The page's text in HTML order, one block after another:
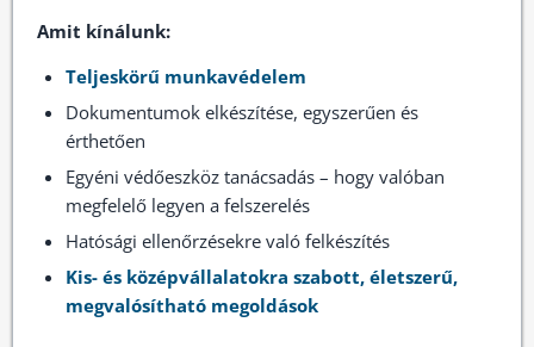
Amit kínálunk:
Teljeskörű munkavédelem
Dokumentumok elkészítése, egyszerűen és
érthetően
Egyéni védőeszköz tanácsadás – hogy valóban
megfelelő legyen a felszerelés
Hatósági ellenőrzésekre való felkészítés
Kis- és középvállalatokra szabott, életszerű,
megvalósítható megoldások